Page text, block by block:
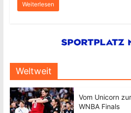
Weiterlesen
Weltweit
Vom Unicorn
WNBA Finals